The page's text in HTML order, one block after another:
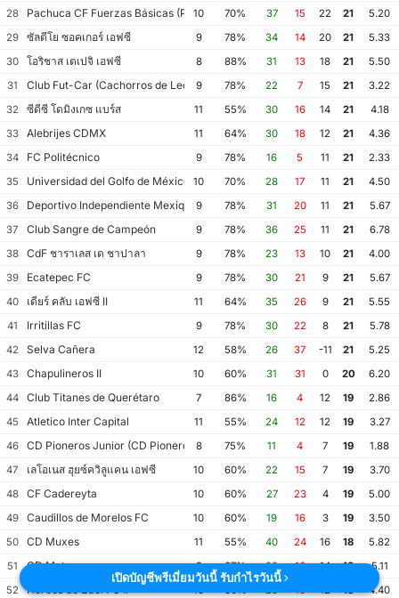
28
Pachuca CF Fuerzas Básicas (Pachuca CF III)
10 70% 37 15 22 21
5.20
29
ซัลตีโย ซอคเกอร์ เอฟซี 9 78% 34 14 20 21
5.33
30
โอริชาส เตเปจิ เอฟซี 8 88% 31 13 18 21
5.50
31
Club Fut-Car (Cachorros de León)9 78% 22 7 15 21
3.22
32
ซีดีซี โดมิงเกซ แบร์ส 11 55% 30 16 14 21
4.18
33
Alebrijes CDMX 11 64% 30 18 12 21
4.36
34
FC Politécnico 9 78% 16 5 11 21
2.33
35
Universidad del Golfo de México FC
10 70% 28 17 11 21
4.50
36
Deportivo Independiente Mexiquense
9 78% 31 20 11 21
5.67
37
Club Sangre de Campeón 9 78% 36 25 11 21
6.78
38
CdF ชาราเลส เด ชาปาลา 9 78% 23 13 10 21
4.00
39
Ecatepec FC 9 78% 30 21 9 21
5.67
40
เดียร์ คลับ เอฟซี II 11 64% 35 26 9 21
5.55
41
Irritillas FC 9 78% 30 22 8 21
5.78
42
Selva Cañera 12 58% 26 37 -11 21
5.25
43
Chapulineros II 10 60% 31 31 0 20
6.20
44
Club Titanes de Querétaro 7 86% 16 4 12 19
2.86
45
Atletico Inter Capital 11 55% 24 12 12 19
3.27
46
CD Pioneros Junior (CD Pioneros de Cancún II)
8 75% 11 4 7 19
1.88
47
เลโอเนส ฮุยซ์ควิลูแคน เอฟซี 10 60% 22 15 7 19
3.70
48
CF Cadereyta 10 60% 27 23 4 19
5.00
49
Caudillos de Morelos FC 10 60% 19 16 3 19
3.50
50
CD Muxes 11 55% 40 24 16 18
5.82
51 CD Matamoros 9 67% 30 16 14 18
5.11
52 Heroes de Zaci FC II 4.40
เปิดบัญชีพรีเมี่ยมวันนี้ รับกำไรวันนี้